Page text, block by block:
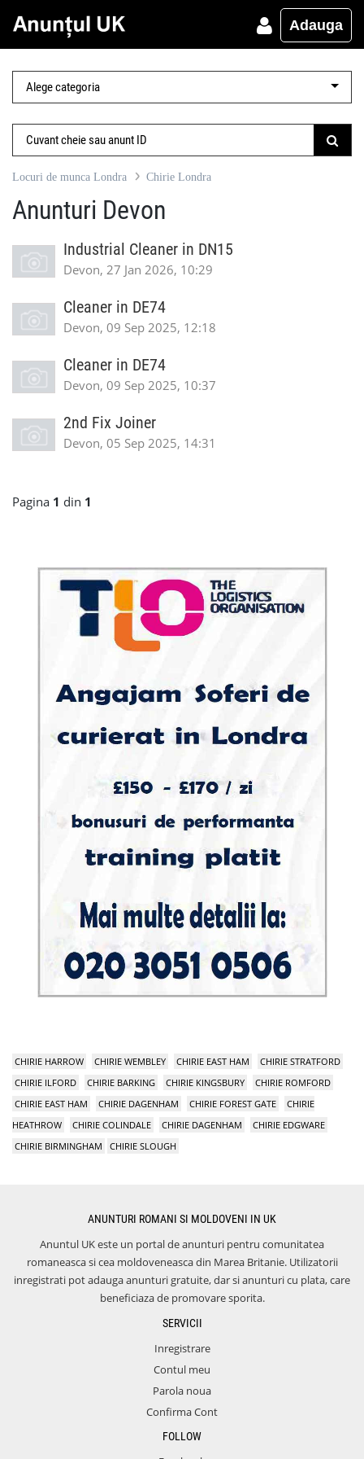
Adauga
Locuri de munca Londra Chirie Londra
Anunturi Devon
Industrial Cleaner in DN15
Devon, 27 Jan 2026, 10:29
Cleaner in DE74
Devon, 09 Sep 2025, 12:18
Cleaner in DE74
Devon, 09 Sep 2025, 10:37
2nd Fix Joiner
Devon, 05 Sep 2025, 14:31
Pagina 1 din 1
CHIRIE HARROW CHIRIE WEMBLEY CHIRIE EAST HAM
CHIRIE STRATFORD
CHIRIE ILFORD
CHIRIE BARKING CHIRIE KINGSBURY
CHIRIE ROMFORD
CHIRIE EAST HAM
CHIRIE DAGENHAM CHIRIE FOREST GATE
CHIRIE
HEATHROW
CHIRIE COLINDALE CHIRIE DAGENHAM
CHIRIE EDGWARE
CHIRIE BIRMINGHAM
CHIRIE SLOUGH
ANUNTURI ROMANI SI MOLDOVENI IN UK
Anuntul UK este un portal de anunturi pentru comunitatea
romaneasca si cea moldoveneasca din Marea Britanie. Utilizatorii
inregistrati pot adauga anunturi gratuite, dar si anunturi cu plata, care
beneficiaza de promovare sporita.
SERVICII
Inregistrare
Contul meu
Parola noua
Confirma Cont
FOLLOW